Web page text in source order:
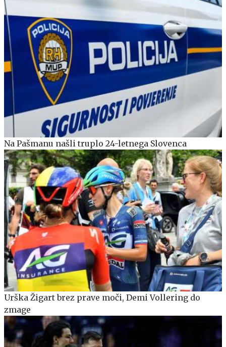
Na Pašmanu našli truplo 24-letnega Slovenca
Urška Žigart brez prave moči, Demi Vollering do
zmage